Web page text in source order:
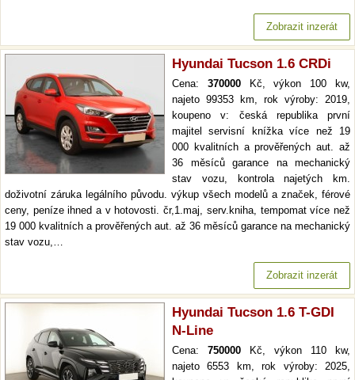
Zobrazit inzerát
Hyundai Tucson 1.6 CRDi
Cena: 370000Kč, výkon 100 kw,
najeto 99353 km, rok výroby: 2019,
koupeno v: česká republika první
majitel servisní knížka více než 19
000 kvalitních a prověřených aut. až
36 měsíců garance na mechanický
stav vozu, kontrola najetých km.
doživotní záruka legálního původu. výkup všech modelů a značek, férové
ceny, peníze ihned a v hotovosti. čr,1.maj, serv.kniha, tempomat více než
19 000 kvalitních a prověřených aut. až 36 měsíců garance na mechanický
stav vozu,…
Zobrazit inzerát
Hyundai Tucson 1.6 T-GDI
N-Line
Cena: 750000 Kč, výkon 110 kw,
najeto 6553 km, rok výroby: 2025,